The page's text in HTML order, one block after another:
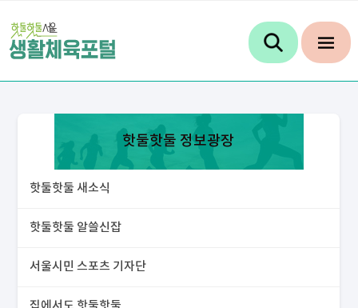
핫둘핫둘 정보광장
핫둘핫둘 새소식
핫둘핫둘 알쓸신잡
서울시민 스포츠 기자단